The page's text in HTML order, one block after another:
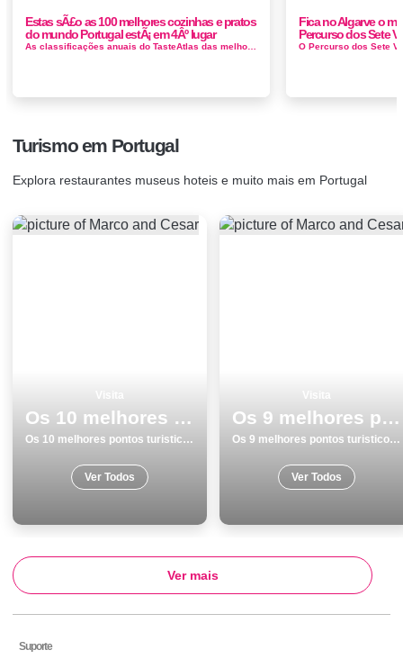
Estas sÃ£o as 100 melhores cozinhas e pratos
do mundo Portugal estÃ¡ em 4Âº lugar
As classificações anuais do TasteAtlas das melhores cozinhas, pratos, cidades gastronômicas, produtos alimentícios e ingred...
Fica no Algarve o
Percurso dos Sete
Turismo em Portugal
Explora restaurantes museus hoteis e muito mais em Portugal
Os 10 melhores pontos turisticos para conhecer e visitar em Ilha de SÃ£o Miguel
Os 10 melhores pontos turisticos para conhecer e visitar em Ilha de SÃ£o Miguel
Ver Todos
Os 9 melhores pontos turisticos para visitar em Ilha de SÃ£o Miguel
Os 9 melhores pontos turisticos para visitar em Ilha de SÃ£o Miguel
Ver Todos
Ver mais
Suporte